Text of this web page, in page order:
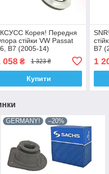
Корея! Передня
стійки VW Passat
B7 (2005-14)
Пасат B6, B7.
, 802417 ,
, VKDA 35122
058₴ 1 323 ₴
Купити
B7
1
GERMANY! –20%